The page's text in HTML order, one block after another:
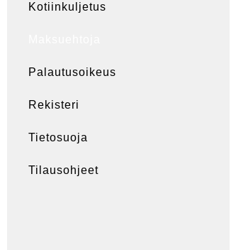
Kotiinkuljetus
Palautusoikeus
Rekisteri
Tietosuoja
Tilausohjeet